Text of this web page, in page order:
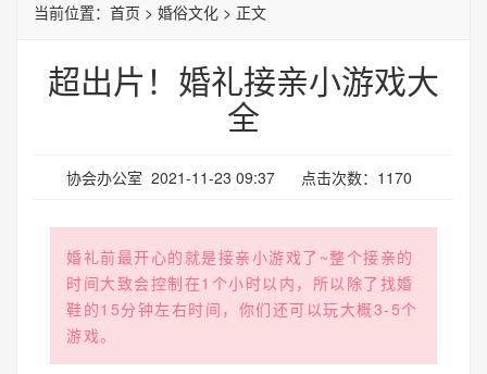
当前位置： 首页 > 婚俗文化 > 正文
超出片！婚礼接亲小游戏大
全
协会办公室 2021-11-23 09:37 点击次数：1170
婚礼前最开心的就是接亲小游戏了~整个接亲的
时间大致会控制在1个小时以内，所以除了找婚
鞋的15分钟左右时间，你们还可以玩大概3-5个
游戏。